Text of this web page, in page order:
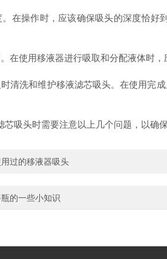
操作时，应该确保吸头的深度恰好
使用移液器进行吸取和分配液体时，
洗和维护移液滤芯吸头。在使用完成
吸头时需要注意以上几个问题，以确
过的移液器吸头
的一些小知识